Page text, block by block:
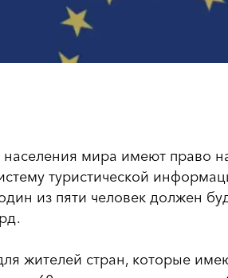
мира имеют право
туристической
из пяти человек должен
жителей стран, которые